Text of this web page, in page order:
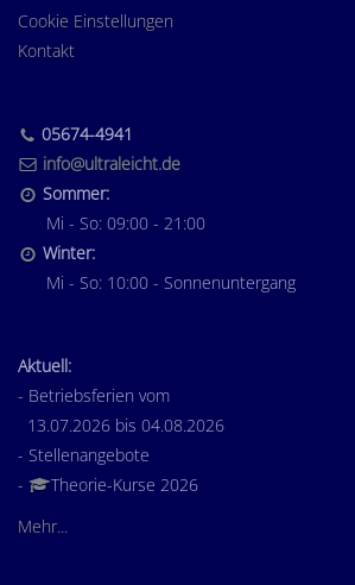
Cookie Einstellungen
Kontakt
05674-4941
info@ultraleicht.de
Sommer:
Mi - So: 09:00 - 21:00
Winter:
Mi - So: 10:00 - Sonnenuntergang
Aktuell:
- Betriebsferien vom
13.07.2026 bis 04.08.2026
- Stellenangebote
-
Theorie-Kurse 2026
Mehr...